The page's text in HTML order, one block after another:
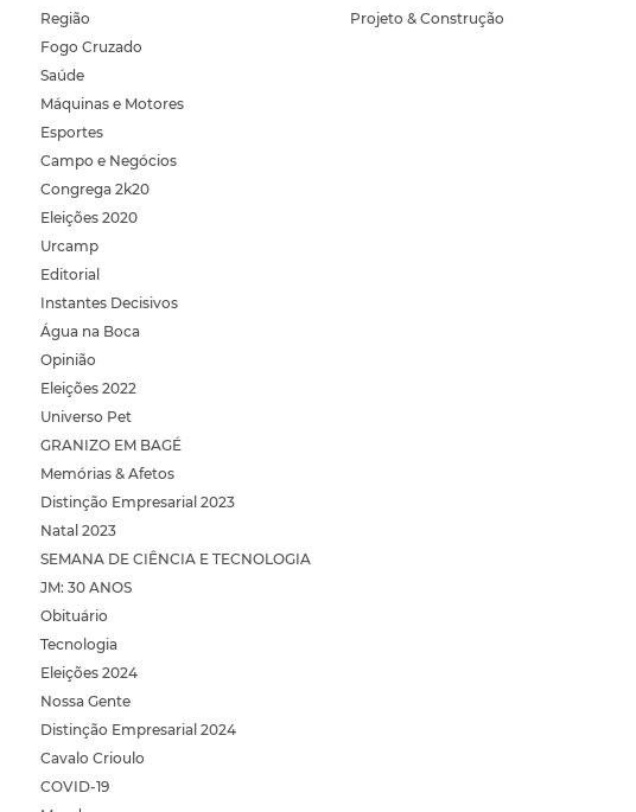
Região
Fogo Cruzado
Saúde
Máquinas e Motores
Esportes
Campo e Negócios
Congrega 2k20
Eleições 2020
Urcamp
Editorial
Instantes Decisivos
Água na Boca
Opinião
Eleições 2022
Universo Pet
GRANIZO EM BAGÉ
Memórias & Afetos
Distinção Empresarial 2023
Natal 2023
SEMANA DE CIÊNCIA E TECNOLOGIA
JM: 30 ANOS
Obituário
Tecnologia
Eleições 2024
Nossa Gente
Distinção Empresarial 2024
Cavalo Crioulo
COVID-19
Projeto & Construção